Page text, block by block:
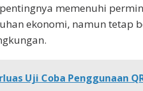
memenuhi
ekonomi, namun tetap
Uji Coba Penggunaan